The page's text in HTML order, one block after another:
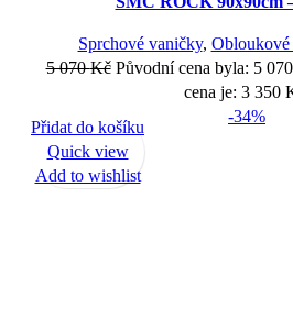
Sprchové vaničky, Obloukové
5 070Kč Původní cena byla: 5
cena je: 3 350
-34%
Přidat do košíku
Quick view
Add to wishlist